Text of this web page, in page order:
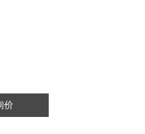
价